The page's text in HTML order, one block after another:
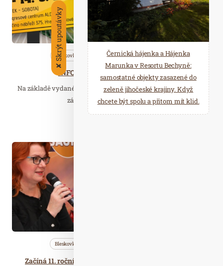
Bleskovky Nezařazené Wellness…
INFOTOUR a CYKLOTURISTIKA
Na základě vydaného opatření Ministerstva zdravotnictví ČR o
zákazu pořádání kulturních,…
Bleskovky
Začíná 11. ročník oblíbeného festivalu SaunaFest 2023
✘
Skrýt upoutávky
Černická hájenka a Hájenka
Marunka v Resortu Bechyně:
samostatné objekty zasazené do
zeleně jihočeské krajiny. Když
chcete být spolu a přitom mít klid.